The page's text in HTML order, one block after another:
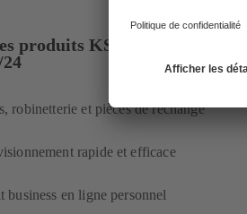
produits KSB dans notre
robinetterie et pièces de rechange
rapide et efficace
business en ligne personnel